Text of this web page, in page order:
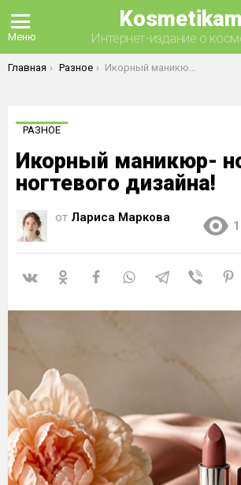
Меню
Kosmetikam
Интернет-издание о
Вы здесь:
Главная Разное Икорный маникюр- новинка ногтевого дизайна!
РАЗНОЕ
Икорный маникюр-
ногтевого дизайна!
от Лариса Маркова